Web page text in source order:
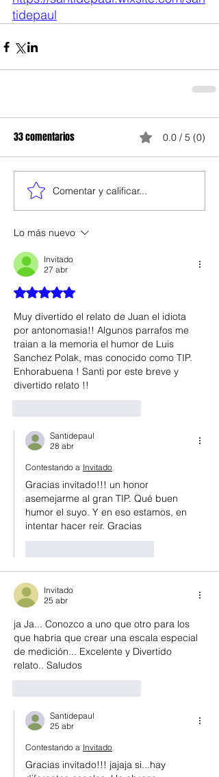
tidepaul
33 comentarios 0.0 / 5 (0)
Comentar y calificar...
Lo más nuevo
Invitado
27 abr
Obtuvo 5 de 5 estrellas.
Muy divertido el relato de Juan el idiota
por antonomasia!! Algunos parrafos me
traian a la memoria el humor de Luis
Sanchez Polak, mas conocido como TIP.
Enhorabuena ! Santi por este breve y
divertido relato !!
Santidepaul
28 abr
Contestando a Invitado
Gracias invitado!!! un honor
asemejarme al gran TIP. Qué buen
humor el suyo. Y en eso estamos, en
intentar hacer reir. Gracias
Invitado
25 abr
ja Ja... Conozco a uno que otro para los
que habria que crear una escala especial
de medición... Excelente y Divertido
relato.. Saludos
Santidepaul
25 abr
Contestando a Invitado
Gracias invitado!!! jajaja si...hay